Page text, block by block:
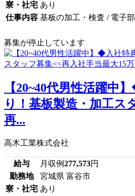
寮・社宅 あり
仕事内容 基板の加工・検査 / 電子
募集が停止しています
【20~40代男性活躍中
り！基板製造・加工ス
再...
高木工業株式会社
給与 月収例277,573円
勤務地
宮城県 富谷市
寮・社宅 あり